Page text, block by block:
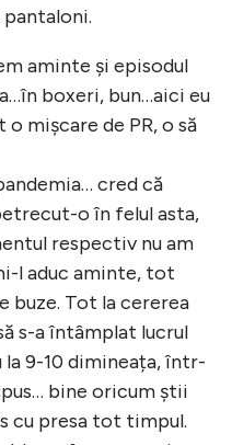
pantaloni.
aminte și episodul
boxeri, bun…aici eu
mișcare de PR, o să
cred că
o în felul asta,
respectiv nu am
l aduc aminte, tot
buze. Tot la cererea
s-a întâmplat lucrul
9-10 dimineața, într-
bine oricum știi
cu presa tot timpul.